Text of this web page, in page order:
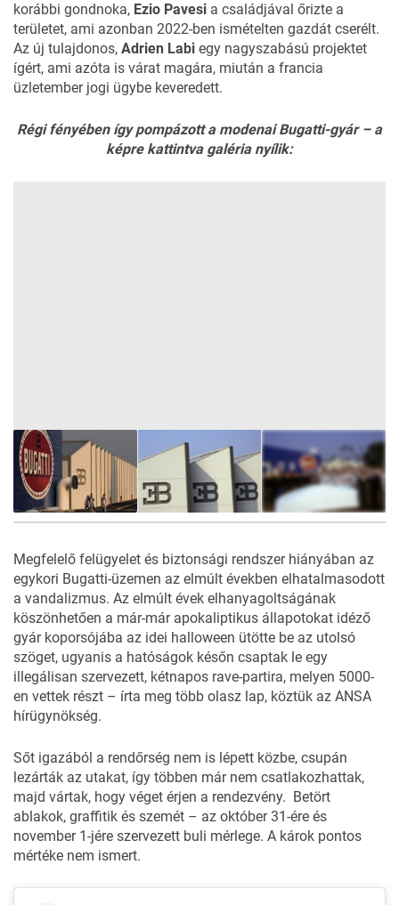
korábbi gondnoka, Ezio Pavesi a családjával őrizte a
területet, ami azonban 2022-ben ismételten gazdát cserélt.
Az új tulajdonos, Adrien Labi egy nagyszabású projektet
ígért, ami azóta is várat magára, miután a francia
üzletember jogi ügybe keveredett.
Régi fényében így pompázott a modenai Bugatti-gyár – a
képre kattintva galéria nyílik:
Megfelelő felügyelet és biztonsági rendszer hiányában az
egykori Bugatti-üzemen az elmúlt években elhatalmasodott
a vandalizmus. Az elmúlt évek elhanyagoltságának
köszönhetően a már-már apokaliptikus állapotokat idéző
gyár koporsójába az idei halloween ütötte be az utolsó
szöget, ugyanis a hatóságok későn csaptak le egy
illegálisan szervezett, kétnapos rave-partira, melyen 5000-
en vettek részt – írta meg több olasz lap, köztük az ANSA
hírügynökség.
Sőt igazából a rendőrség nem is lépett közbe, csupán
lezárták az utakat, így többen már nem csatlakozhattak,
majd vártak, hogy véget érjen a rendezvény. Betört
ablakok, graffitik és szemét – az október 31-ére és
november 1-jére szervezett buli mérlege. A károk pontos
mértéke nem ismert.